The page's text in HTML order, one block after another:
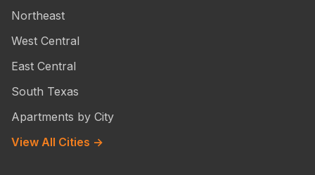
Northeast
West Central
East Central
South Texas
Apartments by City
View All Cities →